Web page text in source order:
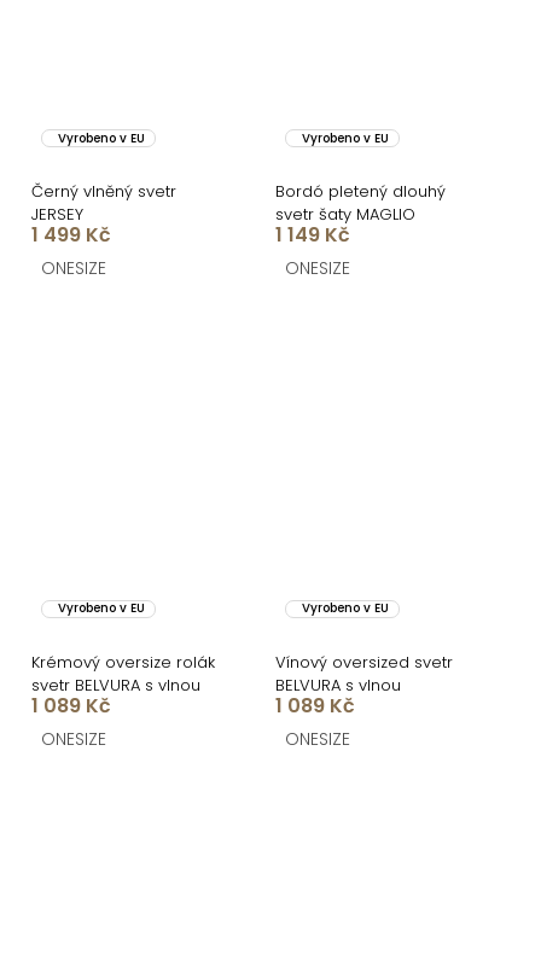
Vyrobeno v EU
Černý vlněný svetr
JERSEY
1 499 Kč
ONESIZE
Vyrobeno v EU
Bordó pletený dlouhý
svetr šaty MAGLIO
1 149 Kč
ONESIZE
Vyrobeno v EU
Krémový oversize rolák
svetr BELVURA s vlnou
1 089 Kč
ONESIZE
Vyrobeno v EU
Vínový oversized svetr
BELVURA s vlnou
1 089 Kč
ONESIZE